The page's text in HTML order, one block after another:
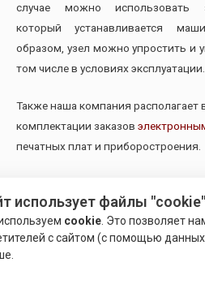
случае можно использовать
который устанавливается
образом, узел можно упростить и
том числе в условиях эксплуатации.
Также наша компания
комплектации заказов
печатных плат и приборостроения.
использует файлы "cookie"
cookie . Это позволяет
с сайтом (с помощью